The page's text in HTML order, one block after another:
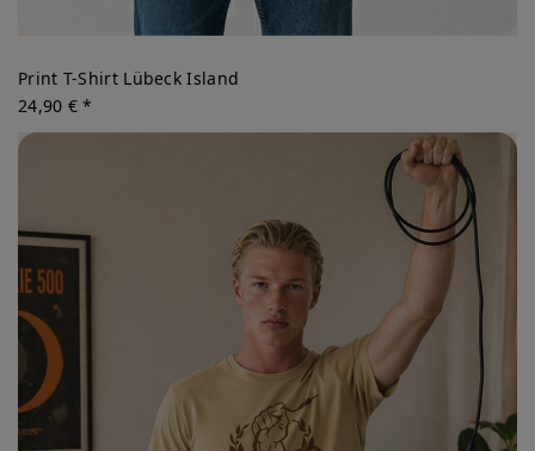
Print T-Shirt Lübeck Island
24,90 € *